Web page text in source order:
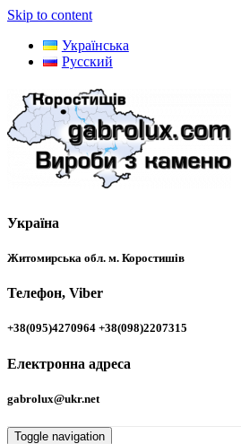
Skip to content
Українська
Русский
Україна
Житомирська обл. м. Коростишів
Телефон, Viber
+38(095)4270964 +38(098)2207315
Електронна адреса
gabrolux@ukr.net
Toggle navigation